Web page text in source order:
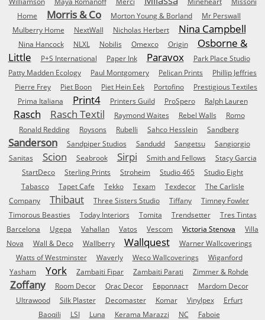
Home
Morris & Co Morton Young & Borland
Mr Perswall
Mulberry Home
NextWall Nicholas Herbert Nina Campbell
Nina Hancock NLXL Nobilis Omexco Origin
Osborne &
Little
P+S International Paper Ink Paravox
Park Place Studio
Patty Madden Ecology
Paul Montgomery Pelican Prints
Phillip Jeffries
Pierre Frey
Piet Boon Piet Hein Eek Portofino
Prestigious Textiles
Prima Italiana
Print4 Printers Guild ProSpero Ralph Lauren
Rasch Rasch Textil Raymond Waites Rebel Walls
Romo
Ronald Redding
Roysons Rubelli Sahco Hesslein Sandberg
Sanderson Sandpiper Studios Sandudd Sangetsu
Sangiorgio
Sanitas
Scion Seabrook Sirpi Smith and Fellows
Stacy Garcia
StartDeco
Sterling Prints Stroheim Studio 465
Studio Eight
Tabasco
Tapet Cafe Tekko Texam Texdecor
The Carlisle
Company
Thibaut Three Sisters Studio Tiffany
Timney Fowler
Timorous Beasties
Today Interiors Tomita Trendsetter
Tres Tintas
Barcelona
Ugepa Vahallan Vatos Vescom Victoria Stenova
Villa
Nova
Wall & Deco Wallberry Wallquest
Warner Wallcoverings
Watts of Westminster
Waverly Weco Wallcoverings
Wiganford
Yasham
York Zambaiti Fipar Zambaiti Parati Zimmer & Rohde
Zoffany Room Decor Orac Decor Европласт
Mardom Decor
Ultrawood
Silk Plaster Decomaster Komar Vinylpex
Erfurt
Baoqili
LSI Luna Kerama Marazzi NC Faboie